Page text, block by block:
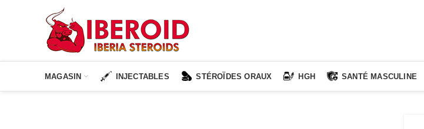
MAGASIN INJECTABLES STÉROÏDES ORAUX HGH SANTÉ MASCULINE